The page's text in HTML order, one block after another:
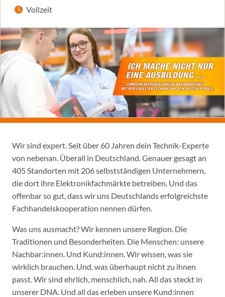
Vollzeit
Wir sind expert. Seit über 60 Jahren dein Technik-Experte
von nebenan. Überall in Deutschland. Genauer gesagt an
405 Standorten mit 206 selbstständigen Unternehmern,
die dort ihre Elektronikfachmärkte betreiben. Und das
offenbar so gut, dass wir uns Deutschlands erfolgreichste
Fachhandelskooperation nennen dürfen.
Was uns ausmacht? Wir kennen unsere Region. Die
Traditionen und Besonderheiten. Die Menschen: unsere
Nachbar:innen. Und Kund:innen. Wir wissen, was sie
wirklich brauchen. Und, was überhaupt nicht zu ihnen
passt. Wir sind ehrlich, menschlich, nah. All das steckt in
unserer DNA. Und all das erleben unsere Kund:innen